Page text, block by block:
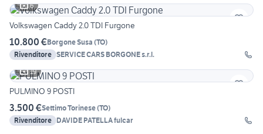
6
Volkswagen Caddy 2.0 TDI Furgone
10.800 €Borgone Susa (TO)
Rivenditore SERVICE CARS BORGONE s.r.l.
19
PULMINO 9 POSTI
3.500 €Settimo Torinese(TO)
Rivenditore DAVIDE PATELLA fulcar